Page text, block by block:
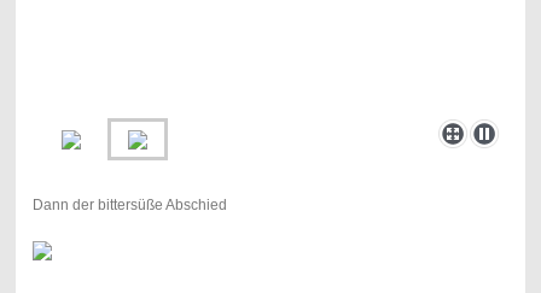
Dann der bittersüße Abschied